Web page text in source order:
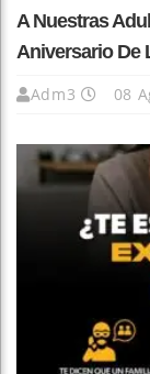
A Nuestras
Aniversario De
Adm3 08